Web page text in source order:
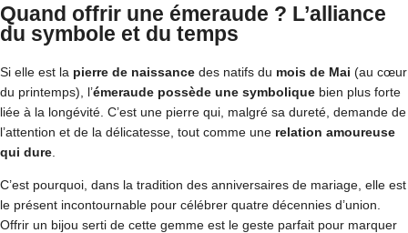
Quand offrir une émeraude ? L’alliance
du symbole et du temps
Si elle est la pierre de naissance des natifs du mois de Mai (au cœur
du printemps), l’émeraude possède une symbolique bien plus forte
liée à la longévité. C’est une pierre qui, malgré sa dureté, demande de
l’attention et de la délicatesse, tout comme une relation amoureuse
qui dure
C’est pourquoi, dans la tradition des anniversaires de mariage, elle est
le présent incontournable pour célébrer quatre décennies d’union.
Offrir un bijou serti de cette gemme est le geste parfait pour marquer